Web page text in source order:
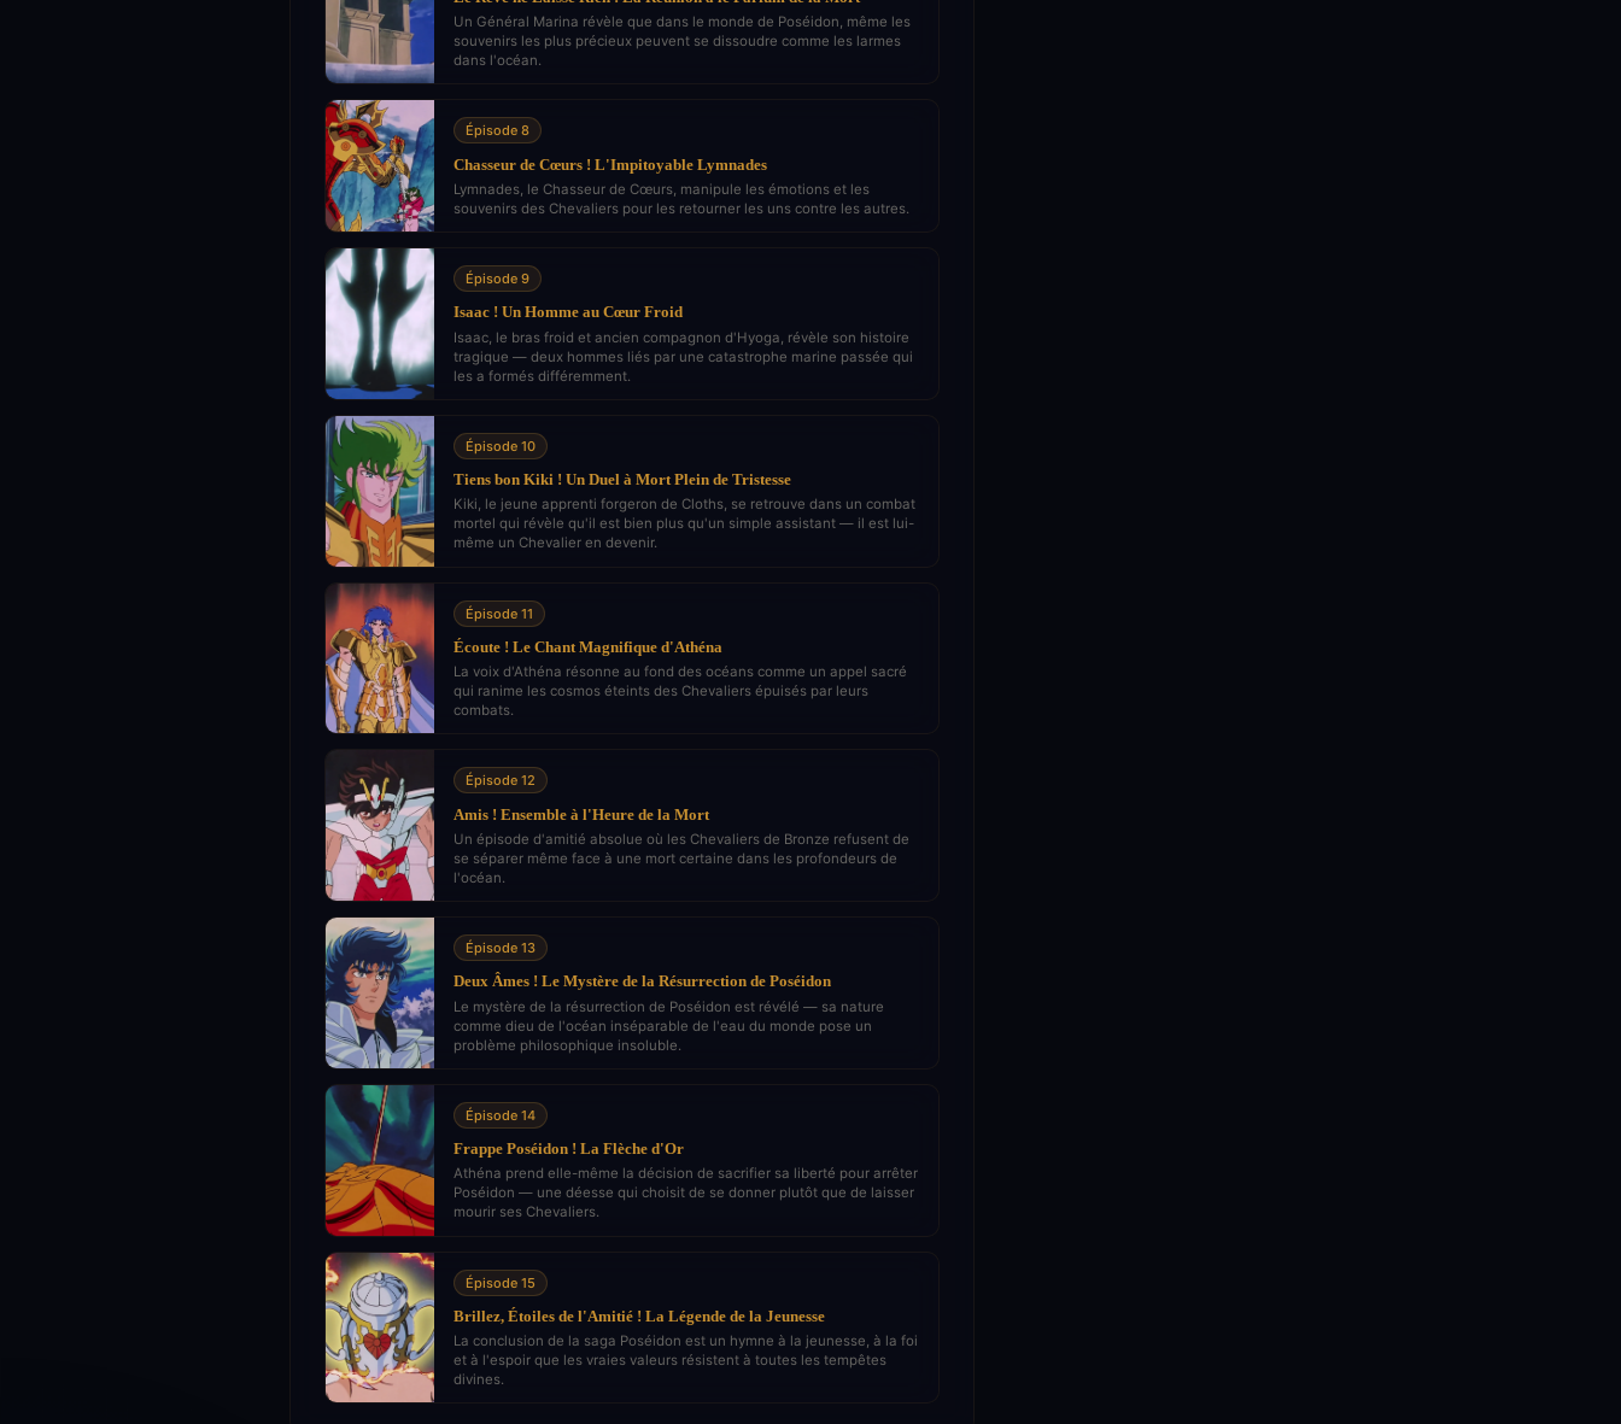
Un Général Marina révèle que dans le monde de Poséidon, même les
souvenirs les plus précieux peuvent se dissoudre comme les larmes
dans l'océan.
Épisode 8
Chasseur de Cœurs ! L'Impitoyable Lymnades
Lymnades, le Chasseur de Cœurs, manipule les émotions et les
souvenirs des Chevaliers pour les retourner les uns contre les autres.
Épisode 9
Isaac ! Un Homme au Cœur Froid
Isaac, le bras froid et ancien compagnon d'Hyoga, révèle son histoire
tragique — deux hommes liés par une catastrophe marine passée qui
les a formés différemment.
Épisode 10
Tiens bon Kiki ! Un Duel à Mort Plein de Tristesse
Kiki, le jeune apprenti forgeron de Cloths, se retrouve dans un combat
mortel qui révèle qu'il est bien plus qu'un simple assistant — il est lui-
même un Chevalier en devenir.
Épisode 11
Écoute ! Le Chant Magnifique d'Athéna
La voix d'Athéna résonne au fond des océans comme un appel sacré
qui ranime les cosmos éteints des Chevaliers épuisés par leurs
combats.
Épisode 12
Amis ! Ensemble à l'Heure de la Mort
Un épisode d'amitié absolue où les Chevaliers de Bronze refusent de
se séparer même face à une mort certaine dans les profondeurs de
l'océan.
Épisode 13
Deux Âmes ! Le Mystère de la Résurrection de Poséidon
Le mystère de la résurrection de Poséidon est révélé — sa nature
comme dieu de l'océan inséparable de l'eau du monde pose un
problème philosophique insoluble.
Épisode 14
Frappe Poséidon ! La Flèche d'Or
Athéna prend elle-même la décision de sacrifier sa liberté pour arrêter
Poséidon — une déesse qui choisit de se donner plutôt que de laisser
mourir ses Chevaliers.
Épisode 15
Brillez, Étoiles de l'Amitié ! La Légende de la Jeunesse
La conclusion de la saga Poséidon est un hymne à la jeunesse, à la foi
et à l'espoir que les vraies valeurs résistent à toutes les tempêtes
divines.